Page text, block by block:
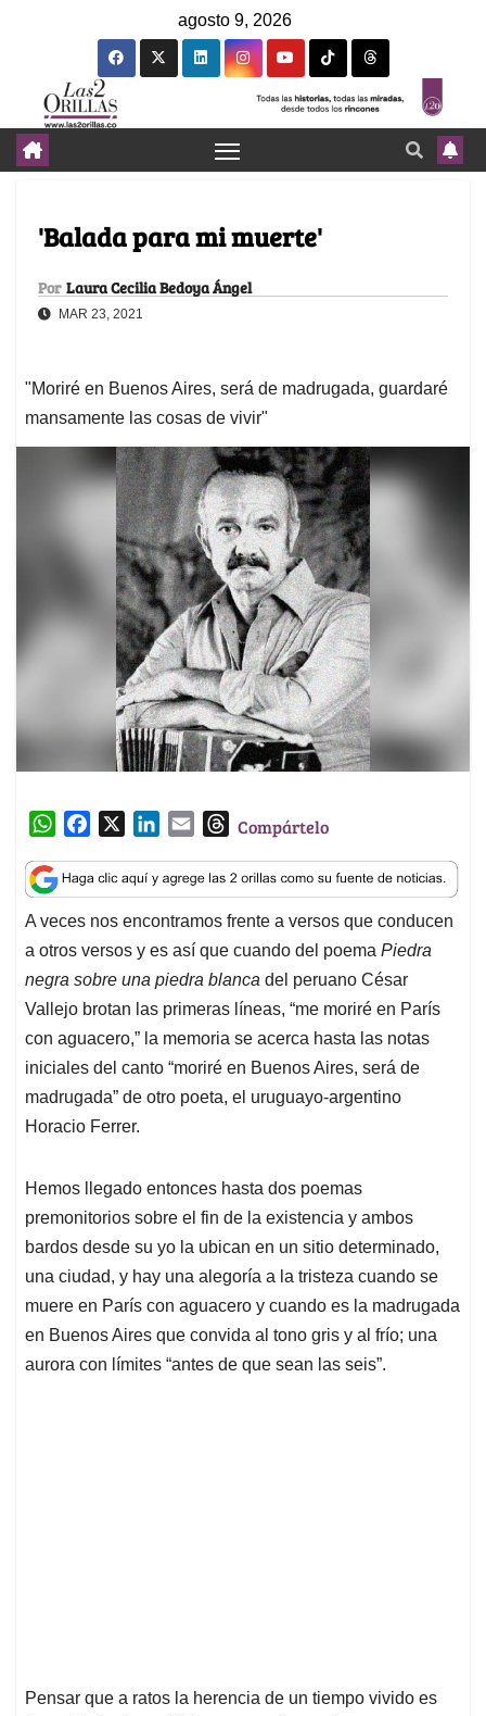
agosto 9, 2026
'Balada para mi muerte'
Por Laura Cecilia Bedoya Ángel
MAR 23, 2021
"Moriré en Buenos Aires, será de madrugada, guardaré
mansamente las cosas de vivir"
W
a
t
s
A
p
p
c
e
b
o
o
k
n
k
e
d
I
n
a
i
l
T
r
e
a
d
s
Compártelo
A veces nos encontramos frente a versos que conducen
a otros versos y es así que cuando del poema Piedra
negra sobre una piedra blanca del peruano César
Vallejo brotan las primeras líneas, “me moriré en París
con aguacero,” la memoria se acerca hasta las notas
iniciales del canto “moriré en Buenos Aires, será de
madrugada” de otro poeta, el uruguayo-argentino
Horacio Ferrer.
Hemos llegado entonces hasta dos poemas
premonitorios sobre el fin de la existencia y ambos
bardos desde su yo la ubican en un sitio determinado,
una ciudad, y hay una alegoría a la tristeza cuando se
muere en París con aguacero y cuando es la madrugada
en Buenos Aires que convida al tono gris y al frío; una
aurora con límites “antes de que sean las seis”.
Pensar que a ratos la herencia de un tiempo vivido es